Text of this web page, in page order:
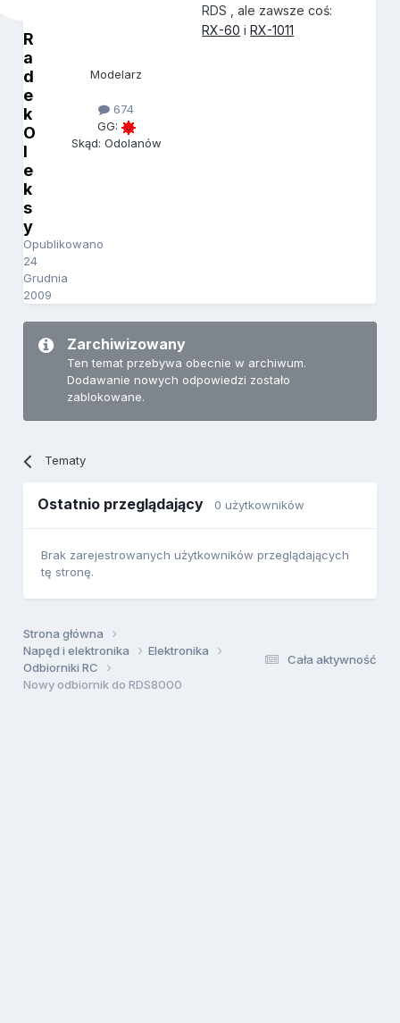
R
a
d
e
k
O
l
e
k
s
y
Opublikowano
24
Grudnia
2009
Modelarz
674
GG:
Skąd: Odolanów
RDS , ale zawsze coś:
RX-60 iRX-1011
Zarchiwizowany
Ten temat przebywa obecnie w archiwum.
Dodawanie nowych odpowiedzi zostało
zablokowane.
Tematy
Ostatnio przeglądający 0 użytkowników
Brak zarejestrowanych użytkowników przeglądających
tę stronę.
Cała aktywność
Strona główna
Napęd i elektronika
Elektronika
Odbiorniki RC
Nowy odbiornik do RDS8000